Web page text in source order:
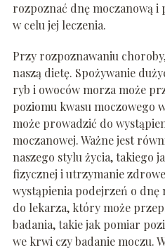
rozpoznać dnę moczanową
w celu jej leczenia.
Przy rozpoznawaniu
naszą dietę. Spożywanie
ryb i owoców morza może
poziomu kwasu moczowego
może prowadzić do
moczanowej. Ważne jest
naszego stylu życia, takiego
fizycznej i utrzymanie
wystąpienia podejrzeń o dnę
do lekarza, który może
badania, takie jak pomiar
we krwi czy badanie moczu.